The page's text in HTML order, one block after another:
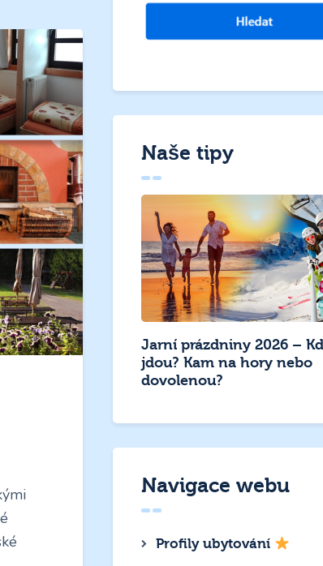
Naše tipy
Jarní prázdniny 2026 –
jdou? Kam na hory nebo
dovolenou?
Navigace webu
Profily ubytování